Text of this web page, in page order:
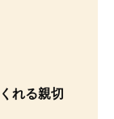
れる親切